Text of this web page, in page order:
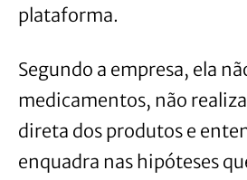
plataforma.
Segundo a empresa, ela
medicamentos, não
direta dos produtos e
enquadra nas hipóteses